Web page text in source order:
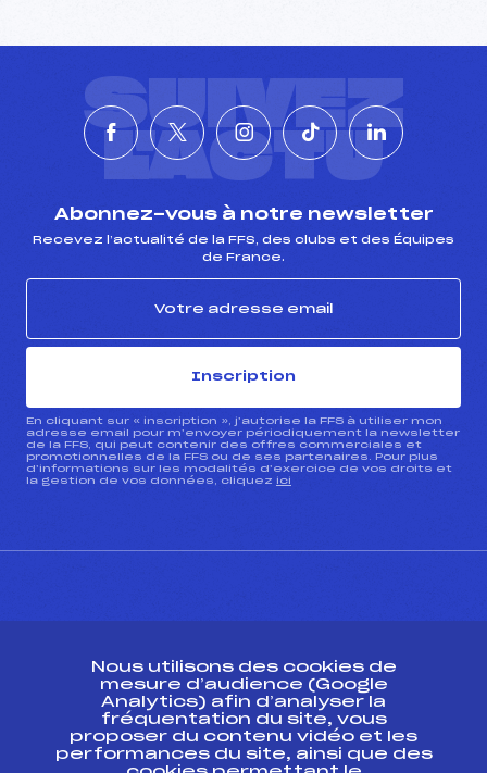
SUIVEZ
L'ACTU
Abonnez-vous à notre newsletter
Recevez l’actualité de la FFS, des clubs et des Équipes
de France.
Inscription
En cliquant sur « inscription », j’autorise la FFS à utiliser mon
adresse email pour m’envoyer périodiquement la newsletter
de la FFS, qui peut contenir des offres commerciales et
promotionnelles de la FFS ou de ses partenaires. Pour plus
d’informations sur les modalités d’exercice de vos droits et
la gestion de vos données, cliquez ici
ESPACE PRESSE
Ressources
Pass’Neige
Nous utilisons des cookies de
mesure d’audience (Google
Analytics) afin d’analyser la
fréquentation du site, vous
proposer du contenu vidéo et les
performances du site, ainsi que des